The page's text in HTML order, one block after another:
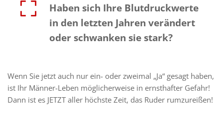
Haben sich Ihre Blutdruckwerte
in den letzten Jahren verändert
oder schwanken sie stark?
Wenn Sie jetzt auch nur ein- oder zweimal „Ja“ gesagt haben,
ist Ihr Männer-Leben möglicherweise in ernsthafter Gefahr!
Dann ist es JETZT aller höchste Zeit, das Ruder rumzureißen!